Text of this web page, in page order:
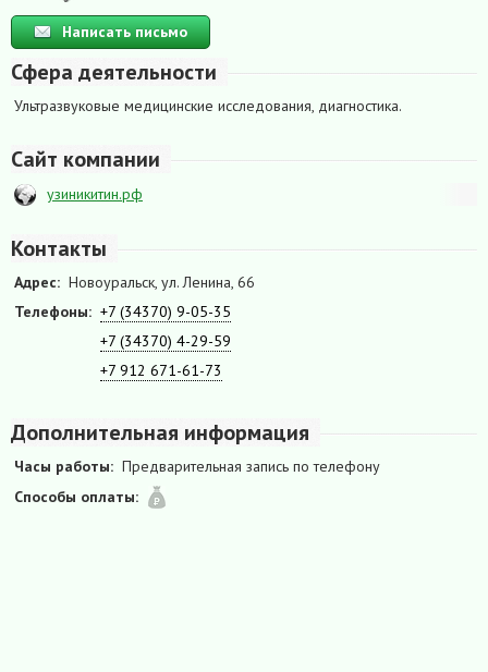
Написать письмо
Сфера деятельности
Ультразвуковые медицинские исследования, диагностика.
Сайт компании
узиникитин.рф
Контакты
Адрес: Новоуральск, ул. Ленина, 66
Телефоны: +7 (34370) 9-05-35
+7 (34370) 4-29-59
+7 912 671-61-73
Дополнительная информация
Часы работы: Предварительная запись по телефону
Способы оплаты: